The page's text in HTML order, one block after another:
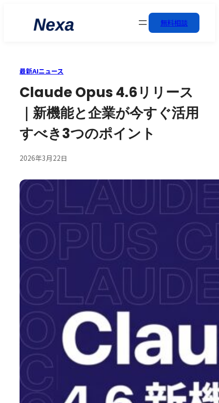
無料相談
最新AIニュース
Claude Opus 4.6リリース
｜新機能と企業が今すぐ活用
すべき3つのポイント
2026年3月22日